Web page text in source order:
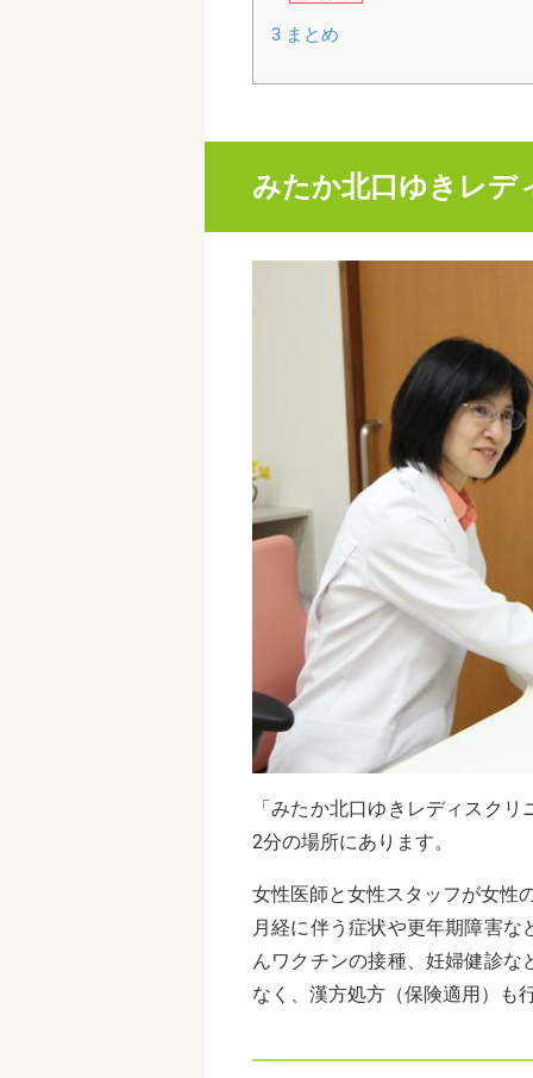
3まとめ
みたか北口ゆきレデ
「みたか北口ゆきレディスク
2分の場所にあります。
女性医師と女性スタッフが女性
月経に伴う症状や更年期障害
んワクチンの接種、妊婦健診
なく、漢方処方（保険適用）も